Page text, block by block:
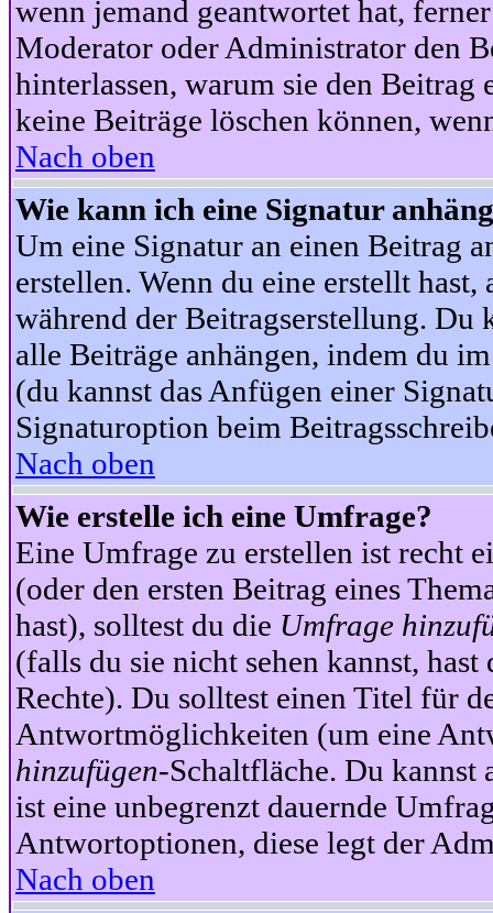
wenn jemand geantwortet hat,
Moderator oder Administrator den
hinterlassen, warum sie den Beitrag
keine Beiträge löschen können,
Nach oben
Wie kann ich eine Signatur
Um eine Signatur an einen Beitrag
erstellen. Wenn du eine erstellt
während der Beitragserstellung. Du
alle Beiträge anhängen, indem du
(du kannst das Anfügen einer
Signaturoption beim
Nach oben
Wie erstelle ich eine Umfrage?
Eine Umfrage zu erstellen ist recht
(oder den ersten Beitrag eines
hast), solltest du die Umfrage
(falls du sie nicht sehen kannst,
Rechte). Du solltest einen Titel für
Antwortmöglichkeiten (um eine
hinzufügen-Schaltfläche. Du
ist eine unbegrenzt dauernde
Antwortoptionen, diese legt der
Nach oben